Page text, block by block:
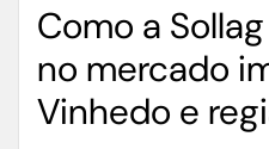
Como a
no mercado
Vinhedo e